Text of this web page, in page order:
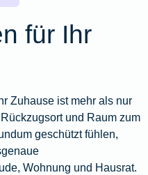
für Ihr
Zuhause ist mehr als nur
und Raum zum
geschützt fühlen,
Wohnung und Hausrat.